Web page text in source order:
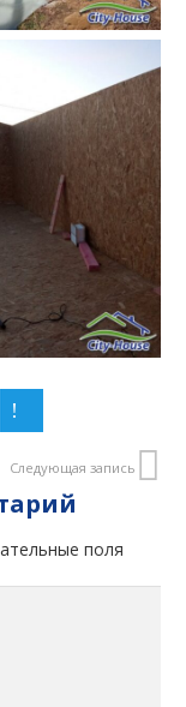
Следующая запись
поля